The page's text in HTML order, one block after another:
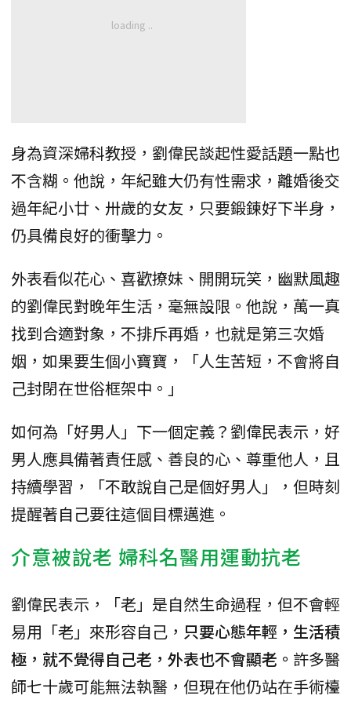
身為資深婦科教授，劉偉民談起性愛話題一點也
不含糊。他說，年紀雖大仍有性需求，離婚後交
過年紀小廿、卅歲的女友，只要鍛鍊好下半身，
仍具備良好的衝擊力。
外表看似花心、喜歡撩妹、開開玩笑，幽默風趣
的劉偉民對晚年生活，毫無設限。他說，萬一真
找到合適對象，不排斥再婚，也就是第三次婚
姻，如果要生個小寶寶，「人生苦短，不會將自
己封閉在世俗框架中。」
如何為「好男人」下一個定義？劉偉民表示，好
男人應具備著責任感、善良的心、尊重他人，且
持續學習，「不敢說自己是個好男人」，但時刻
提醒著自己要往這個目標邁進。
介意被說老 婦科名醫用運動抗老
劉偉民表示，「老」是自然生命過程，但不會輕
易用「老」來形容自己， 只要心態年輕，生活積
極，就不覺得自己老，外表也不會顯老。 許多醫
師七十歲可能無法執醫，但現在他仍站在手術檯